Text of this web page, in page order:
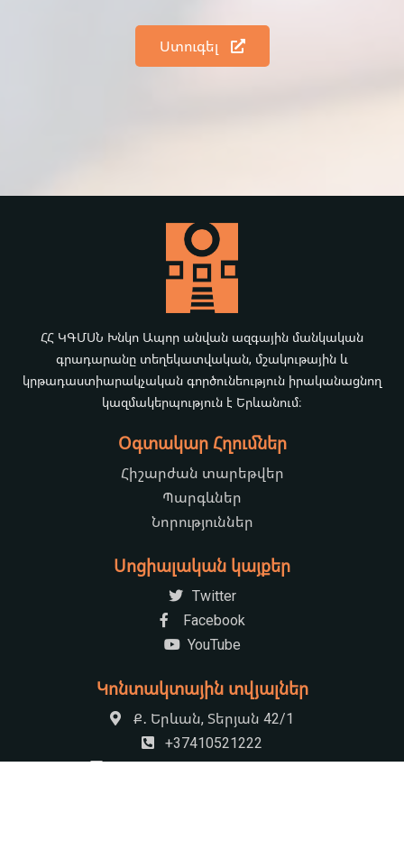
Ստուգել
ՀՀ ԿԳՄՍՆ Խնկո Ապոր անվան ազգային մանկական
գրադարանը տեղեկատվական, մշակութային և
կրթադաստիարակչական գործունեություն իրականացնող
կազմակերպություն է Երևանում։
Օգտակար Հղումներ
Հիշարժան տարեթվեր
Պարգևներ
Նորություններ
Սոցիալական կայքեր
Twitter
Facebook
YouTube
Կոնտակտային տվյալներ
Ք․ Երևան, Տերյան 42/1
+37410521222
armenian.natchildlib@gmail.com